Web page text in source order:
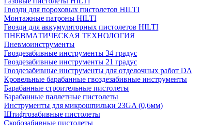
Гвозди для пороховых пистолетов HILTI
Монтажные патроны HILTI
Гвозди для аккумуляторных пистолетов HILTI
ПНЕВМАТИЧЕСКАЯ ТЕХНОЛОГИЯ
Пневмоинструменты
Гвоздезабивные инструменты 34 градус
Гвоздезабивные инструменты 21 градус
Гвоздезабивные инструменты для отделочных работ DA
Кровельные барабанные гвоздезабивные инструменты
Барабанные строительные пистолеты
Барабанные паллетные пистолеты
Инструменты для микрошпильки 23GA (0,6мм)
Штифтозабивные пистолеты
Скобозабивные пистолеты